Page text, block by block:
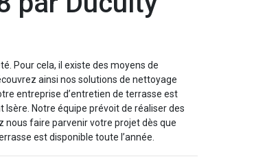
Pour cela, il existe des moyens de
ainsi nos solutions de nettoyage
entreprise d’entretien de terrasse est
Notre équipe prévoit de réaliser des
nous faire parvenir votre projet dès que
est disponible toute l’année.